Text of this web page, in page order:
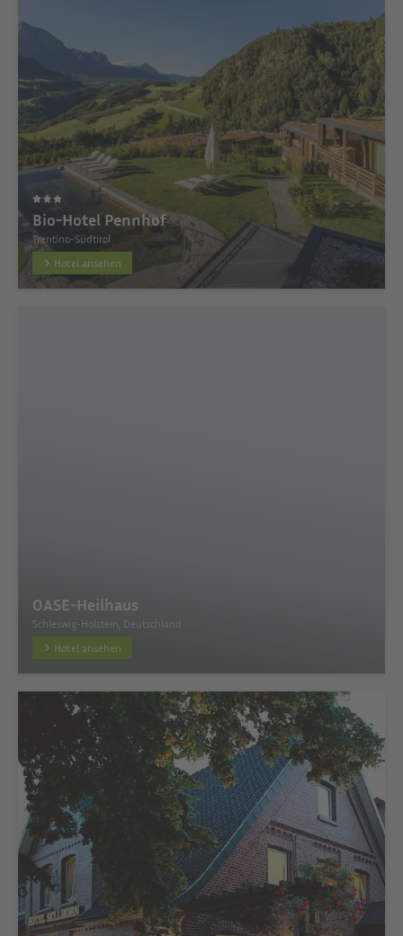
Bio-Hotel Pennhof
Trentino-Südtirol
Hotel ansehen
OASE-Heilhaus
Schleswig-Holstein, Deutschland
Hotel ansehen